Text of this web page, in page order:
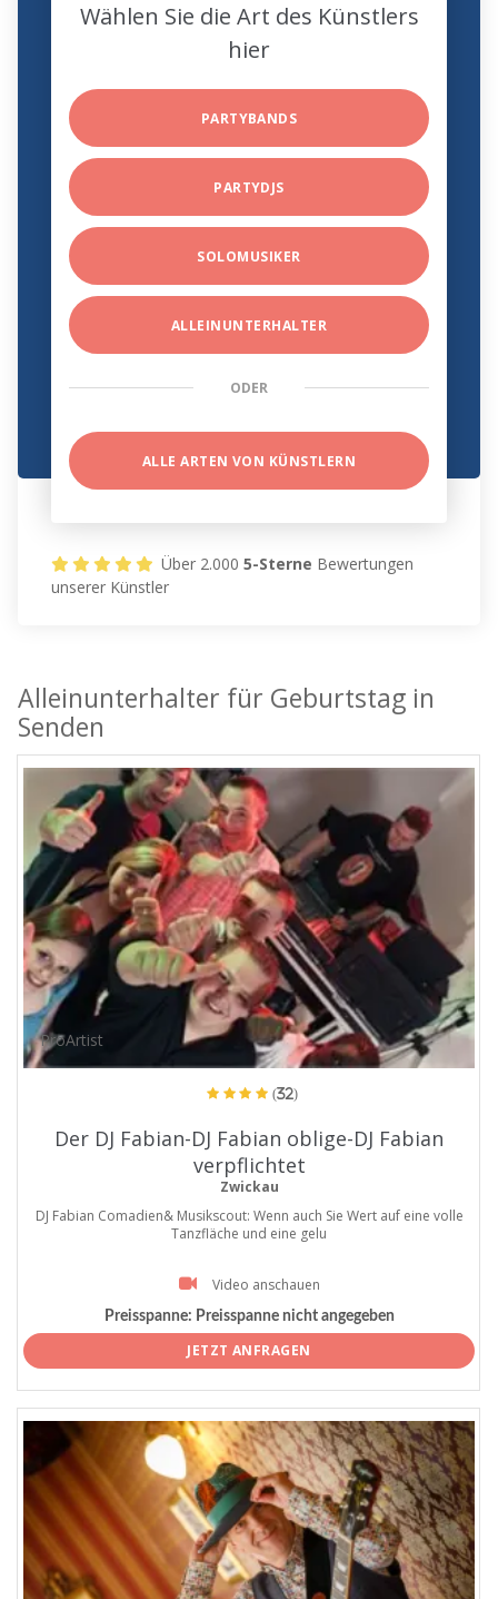
Wählen Sie die Art des Künstlers
hier
PARTYBANDS
PARTYDJS
SOLOMUSIKER
ALLEINUNTERHALTER
ODER
ALLE ARTEN VON KÜNSTLERN
Über 2.0005-Sterne Bewertungen
unserer Künstler
Alleinunterhalter für Geburtstag in
Senden
ProArtist
(32)
Der DJ Fabian-DJ Fabian oblige-DJ Fabian
verpflichtet
Zwickau
DJ Fabian Comadien& Musikscout: Wenn auch Sie Wert auf eine volle
Tanzfläche und eine gelu
Video anschauen
Preisspanne: Preisspanne nicht angegeben
JETZT ANFRAGEN